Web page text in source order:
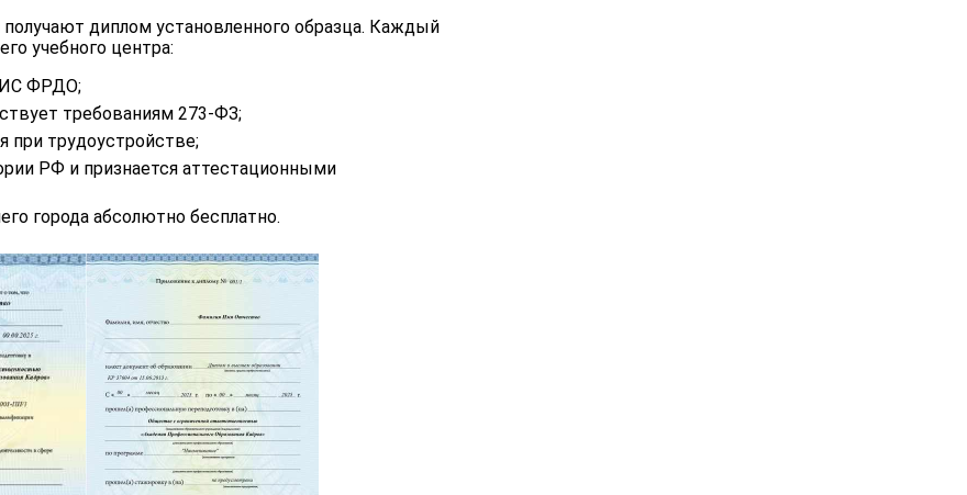
диплом установленного образца. Каждый
учебного центра:
ФРДО;
требованиям 273-ФЗ;
при трудоустройстве;
РФ и признается аттестационными
города абсолютно бесплатно.